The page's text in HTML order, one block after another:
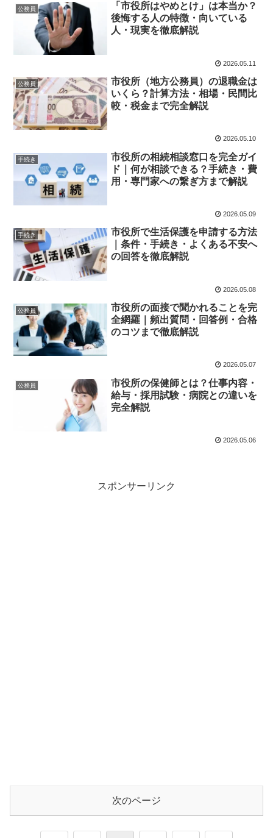
公務員
「市役所はやめとけ」は本当か？
後悔する人の特徴・向いている
人・現実を徹底解説
2026.05.11
公務員
市役所（地方公務員）の退職金は
いくら？計算方法・相場・民間比
較・税金まで完全解説
2026.05.10
手続き
市役所の相続相談窓口を完全ガイ
ド｜何が相談できる？手続き・費
用・専門家への繋ぎ方まで解説
2026.05.09
手続き
市役所で生活保護を申請する方法
｜条件・手続き・よくある不安へ
の回答を徹底解説
2026.05.08
公務員
市役所の面接で聞かれることを完
全網羅｜頻出質問・回答例・合格
のコツまで徹底解説
2026.05.07
公務員
市役所の保健師とは？仕事内容・
給与・採用試験・病院との違いを
完全解説
2026.05.06
スポンサーリンク
次のページ